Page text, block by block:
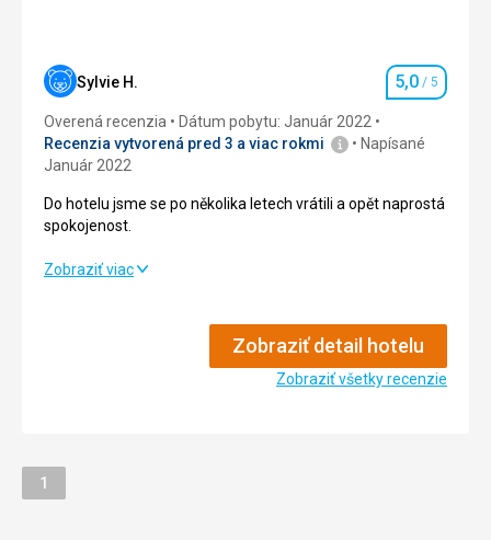
Okolie 4,0/ 5
Služby 4,0
Sylvie H. Hodnotenie
5,0 / 5
Overená recenzia
Dátum pobytu: Január 2022
Recenzia vytvorená pred 3 a viac rokmi
Napísané
Január 2022
Do hotelu jsme se po několika letech vrátili a opět naprostá
spokojenost.
Do hotelu jsme se po několika letech vrátili a opět naprostá
5,0
5,0/ 5
Služby
Zobraziť viac
Zobraziť detail hotelu
Zobraziť všetky recenzie
Stránka
1